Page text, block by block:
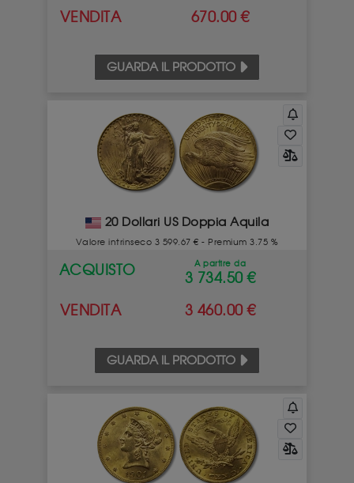
VENDITA
670.00 €
GUARDA IL PRODOTTO
20 Dollari US Doppia Aquila
Valore intrinseco 3 599.67 € - Premium 3.75 %
ACQUISTO A partire da
3 734.50 €
VENDITA
3 460.00 €
GUARDA IL PRODOTTO